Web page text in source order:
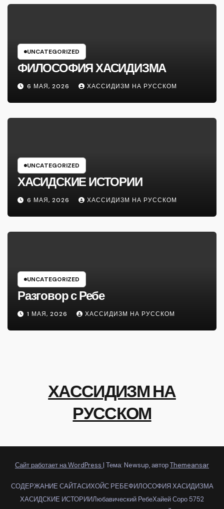
UNCATEGORIZED
ФИЛОСОФИЯ ХАСИДИЗМА
6 МАЯ, 2026 ХАССИДИЗМ НА РУССКОМ
UNCATEGORIZED
ХАСИДСКИЕ ИСТОРИИ
6 МАЯ, 2026 ХАССИДИЗМ НА РУССКОМ
UNCATEGORIZED
Разговор с Ребе
1 МАЯ, 2026 ХАССИДИЗМ НА РУССКОМ
ХАССИДИЗМ НА
РУССКОМ
Сайт работает на WordPress | Тема: Newsup, авторThemeansar
СОДЕРЖАНИЕ САЙТАСИХОЙС РЕБЕФИЛОСОФИЯ ХАСИДИЗМА
ХАСИДСКИЕ ИСТОРИИЛюбавический РебеХайей Соро 5752